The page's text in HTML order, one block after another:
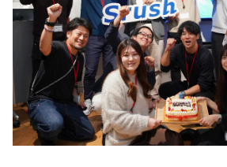
就活成功ガイド
プラン
個人向けプラン
法人向けプラン
学校向けプラン
note